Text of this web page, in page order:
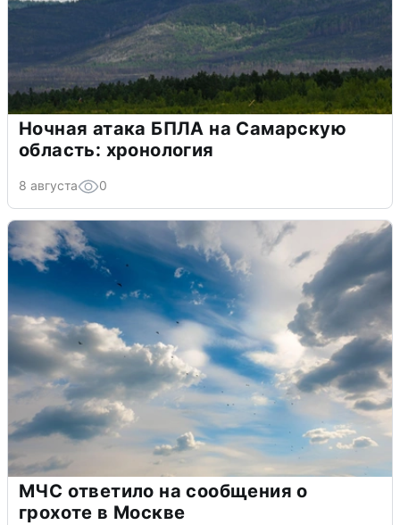
Ночная атака БПЛА на Самарскую
область: хронология
8 августа 0
МЧС ответило на сообщения о
грохоте в Москве